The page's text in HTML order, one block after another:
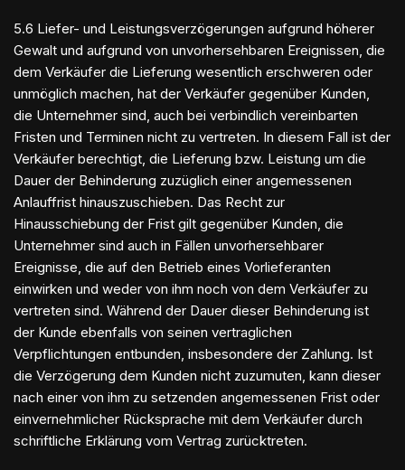
5.6 Liefer- und Leistungsverzögerungen aufgrund höherer
Gewalt und aufgrund von unvorhersehbaren Ereignissen, die
dem Verkäufer die Lieferung wesentlich erschweren oder
unmöglich machen, hat der Verkäufer gegenüber Kunden,
die Unternehmer sind, auch bei verbindlich vereinbarten
Fristen und Terminen nicht zu vertreten. In diesem Fall ist der
Verkäufer berechtigt, die Lieferung bzw. Leistung um die
Dauer der Behinderung zuzüglich einer angemessenen
Anlauffrist hinauszuschieben. Das Recht zur
Hinausschiebung der Frist gilt gegenüber Kunden, die
Unternehmer sind auch in Fällen unvorhersehbarer
Ereignisse, die auf den Betrieb eines Vorlieferanten
einwirken und weder von ihm noch von dem Verkäufer zu
vertreten sind. Während der Dauer dieser Behinderung ist
der Kunde ebenfalls von seinen vertraglichen
Verpflichtungen entbunden, insbesondere der Zahlung. Ist
die Verzögerung dem Kunden nicht zuzumuten, kann dieser
nach einer von ihm zu setzenden angemessenen Frist oder
einvernehmlicher Rücksprache mit dem Verkäufer durch
schriftliche Erklärung vom Vertrag zurücktreten.